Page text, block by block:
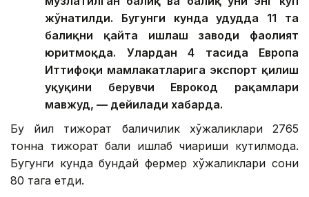
жўнатилди. Бугунги кунда ҳудудда 11 та
балиқни қайта ишлаш заводи фаолият
юритмоқда. Улардан 4 тасида Европа
Иттифоқи мамлакатларига экспорт қилиш
ҳуқуқини берувчи Еврокод рақамлари
мавжуд, — дейилади хабарда.
Бу йил тижорат балиқчилик хўжаликлари 2765
тонна тижорат балиқ ишлаб чиқариши кутилмоқда.
Бугунги кунда бундай фермер хўжаликлари сони
80 тага етди.